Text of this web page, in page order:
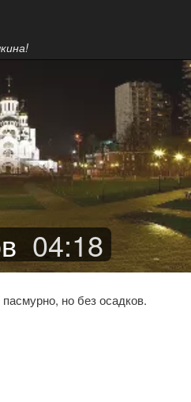
04:18
но без осадков.